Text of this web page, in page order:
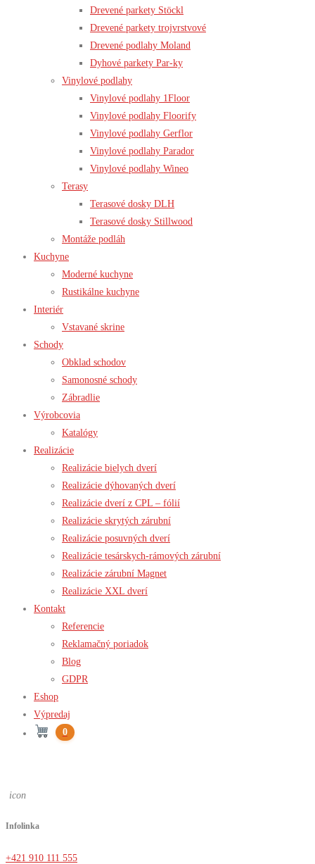
Drevené parkety Stöckl
Drevené parkety trojvrstvové
Drevené podlahy Moland
Dyhové parkety Par-ky
Vinylové podlahy
Vinylové podlahy 1Floor
Vinylové podlahy Floorify
Vinylové podlahy Gerflor
Vinylové podlahy Parador
Vinylové podlahy Wineo
Terasy
Terasové dosky DLH
Terasové dosky Stillwood
Montáže podláh
Kuchyne
Moderné kuchyne
Rustikálne kuchyne
Interiér
Vstavané skrine
Schody
Obklad schodov
Samonosné schody
Zábradlie
Výrobcovia
Katalógy
Realizácie
Realizácie bielych dverí
Realizácie dýhovaných dverí
Realizácie dverí z CPL – fólií
Realizácie skrytých zárubní
Realizácie posuvných dverí
Realizácie tesárskych-rámových zárubní
Realizácie zárubní Magnet
Realizácie XXL dverí
Kontakt
Referencie
Reklamačný poriadok
Blog
GDPR
Eshop
Výpredaj
0
icon
Infolinka
+421 910 111 555